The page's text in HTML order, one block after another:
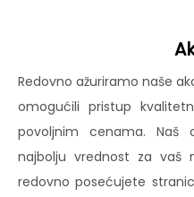
Redovno ažuriramo naše
omogućili pristup
povoljnim cenama.
najbolju vrednost za vaš
redovno posećujete